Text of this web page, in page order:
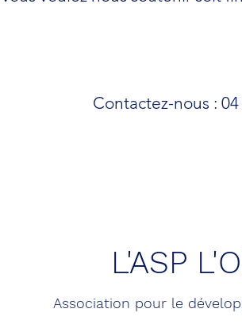
Contactez-nous : 04
L'ASP
Association pour le